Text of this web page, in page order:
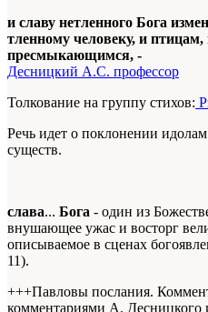
и славу нетленного Бога
тленному человеку, и
пресмыкающимся, -
Десницкий А.С. профессор
Толкование на группу стихов:
Речь идет о поклонении
существ.
слава... Бога - один из
внушающее ужас и восторг
описываемое в сценах
11).
+++Павловы послания.
комментариями А. Десницкого